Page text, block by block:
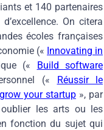
et 140 partenaires
On citera
écoles françaises
(« Innovating in
(« Build software
(« Réussir le
your startup», par
les arts ou les
fonction du sujet qui